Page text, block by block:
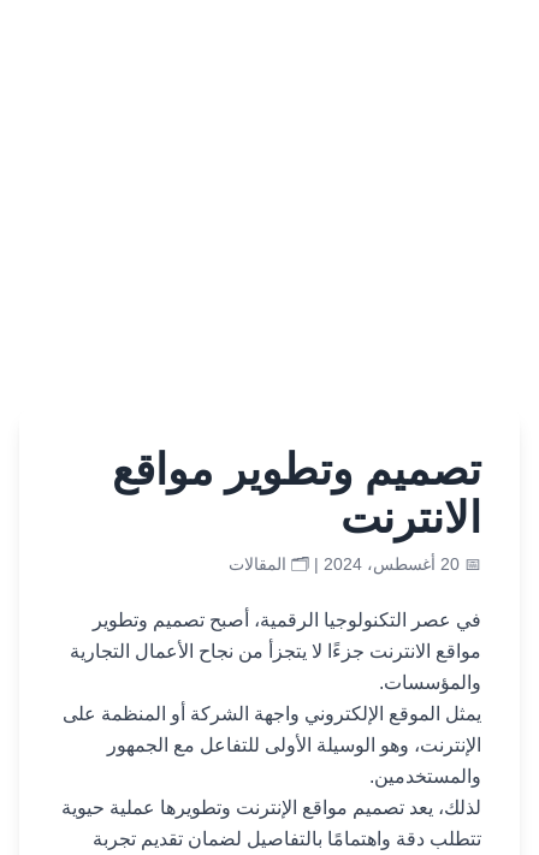
تصميم وتطوير مواقع
الانترنت
📅 20 أغسطس، 2024 | 🗂️ المقالات
في عصر التكنولوجيا الرقمية، أصبح تصميم وتطوير
مواقع الانترنت جزءًا لا يتجزأ من نجاح الأعمال التجارية
والمؤسسات.
يمثل الموقع الإلكتروني واجهة الشركة أو المنظمة على
الإنترنت، وهو الوسيلة الأولى للتفاعل مع الجمهور
والمستخدمين.
لذلك، يعد تصميم مواقع الإنترنت وتطويرها عملية حيوية
تتطلب دقة واهتمامًا بالتفاصيل لضمان تقديم تجربة